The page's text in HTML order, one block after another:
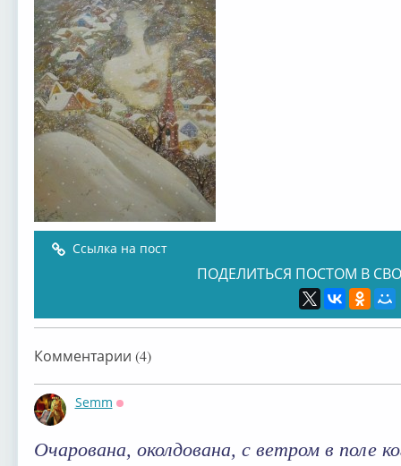
Ссылка на пост
ПОДЕЛИТЬСЯ ПОСТОМ В
Комментарии (4)
Semm
Очарована, околдована, c ветром в поле